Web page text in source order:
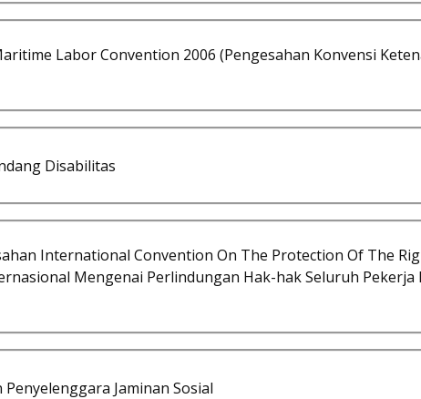
Labor Convention 2006 (Pengesahan Konvensi
Disabilitas
International Convention On The Protection Of The
Mengenai Perlindungan Hak-hak Seluruh
Jaminan Sosial